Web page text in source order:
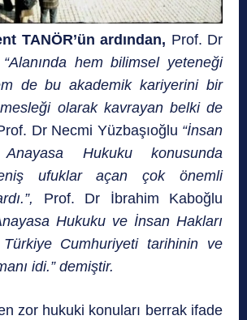
TANÖR’ün ardından, Prof. Dr
“Alanında hem bilimsel yeteneği
de bu akademik kariyerini bir
olarak kavrayan belki de
Dr Necmi Yüzbaşıoğlu “İnsan
Hukuku konusunda
ufuklar açan çok önemli
Prof. Dr İbrahim Kaboğlu
Hukuku ve İnsan Hakları
Cumhuriyeti tarihinin ve
idi.” demiştir.
zor hukuki konuları berrak ifade